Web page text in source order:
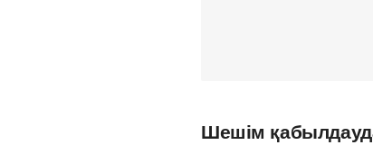
Шешім